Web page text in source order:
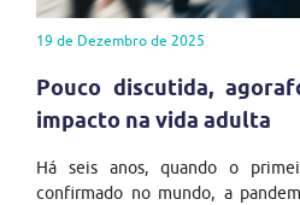
19 de Dezembro de 2025
Pouco discutida,
impacto na vida adulta
Há seis anos, quando o
confirmado no mundo, a